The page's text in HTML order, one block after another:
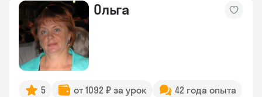
Ольга
5 от 1092 ₽ за урок
42 года опыта